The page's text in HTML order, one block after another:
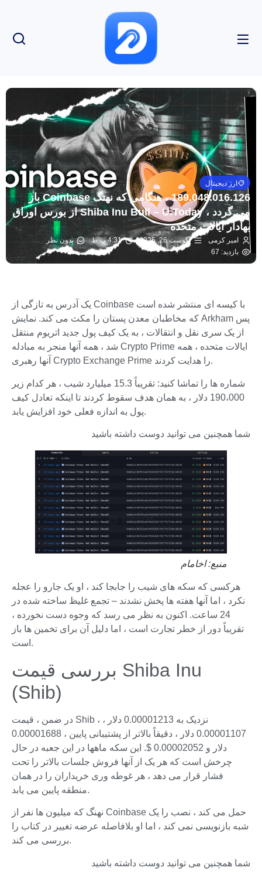
ارز دیجیتال
189.048.016.126 ، هنگامی که نهنگ Coinbase باز
می گردد ، Shiba Inu Bull – U.Today از بورس اوراق
بهادار ایالات متحده
امیر کرمی آگوست 26, 2025 4:31 ب.ظ
بدون نظر
بازدید: 67
یک آدرس به تازگی از Coinbase با کیسه ای منتشر شده است
که مخاطبان معدن پستان را مکث می کند. نمایش Arkham پس
از یک سری نقل و انتقالات ، به یک کیف پول جدید اتریوم منتقل
شد ، همه آنها منجر به مبادله Crypto Prime ایالات متحده ، همه
آنها رهبری Crypto Exchange Prime را هدایت کردند.
شماره ها را تماشا کنید: تقریباً 15.3 میلیارد شیب ، هر کدام زیر
190،000 دلار ، به همان هدف سقوط کردند تا اینکه تعادل کیف
پول به اندازه فعلی خود افزایش یابد.
شما همچنین می توانید دوست داشته باشید
منبع:اخامام
هرکسی که سکه های شیب را جابجا کند ، او یک جارو را عجله
نکرد ، اما آنها هفته ها پخش نشدند – تجمع غلیظ ساخته شده در
24 ساعت. اکنون به نظر می رسد که وجوه دست نخورده ،
تقریباً دور از خطر تجارت است ، اما دلیل آن برای تخمین ها باز
است.
بررسی قیمت Shiba Inu
(Shib)
در ضمن ، قیمت Shib ، نزدیک به 0.00001213 دلار ،
0.00001107 دلار ، دقیقاً بالاتر از پشتیبانی پایین ، 0.00001688
دلار و 0.00002052 $. این سکه ماهها در این جعبه در حال
چرخش است که هر یک از آنها فروش جلسات بالاتر را تحت
فشار قرار می دهد ، هر غوطه وری خریداران را در همان
منطقه پایین می یابد.
نهنگ که میلیون ها نفر از Coinbase حمل می کند ، نصب را یک
شبه بازنویسی نمی کند ، اما او بلافاصله عرضه تغییر در کتاب را
بررسی می کند.
شما همچنین می توانید دوست داشته باشید